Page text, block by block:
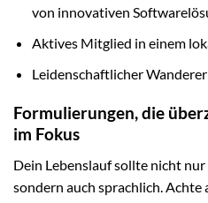
von innovativen
Aktives Mitglied in einem
Leidenschaftlicher
Formulierungen, die
im Fokus
Dein Lebenslauf sollte nicht
sondern auch sprachlich. Achte